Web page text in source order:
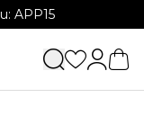
APP15